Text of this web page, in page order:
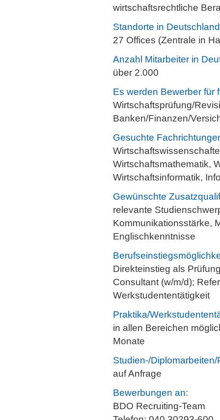
wirtschaftsrechtliche
Standorte in
27 Offices (Zentrale in
Anzahl Mitarbeiter in
über 2.000
Es werden Bewerber für
Wirtschaftsprüfung/
Banken/Finanzen/
Gesuchte
Wirtschaftsmathematik,
Wirtschaftsinformatik,
Gewünschte
relevante
Kommunikationsstärke,
Englischkenntnisse
Direkteinstieg als
Consultant (w/m/d);
Werkstudententätigkeit
Praktika/
in allen Bereichen
Monate
Studien-/
auf Anfrage
Bewerbungen an:
BDO Recruiting-Team